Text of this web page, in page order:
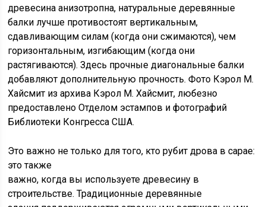
древесина анизотропна, натуральные деревянные
балки лучше противостоят вертикальным,
сдавливающим силам (когда они сжимаются), чем
горизонтальным, изгибающим (когда они
растягиваются). Здесь прочные диагональные балки
добавляют дополнительную прочность. Фото Кэрол М.
Хайсмит из архива Кэрол М. Хайсмит, любезно
предоставлено Отделом эстампов и фотографий
Библиотеки Конгресса США.
Это важно не только для того, кто рубит дрова в сарае:
это также
важно, когда вы используете древесину в
строительстве. Традиционные деревянные